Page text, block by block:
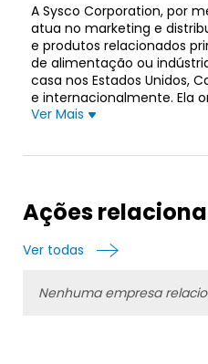
A Sysco Corporation, por
atua no marketing e
e produtos relacionados
de alimentação ou
casa nos Estados Unidos,
e internacionalmente. Ela
operações de foodservice
enlatados e secos; carnes
lacticínios; produtos para
diversos itens não
descartáveis; louças
talheres; utensílios de
Ver Mais
Ações
Ver todas
Nenhuma empresa